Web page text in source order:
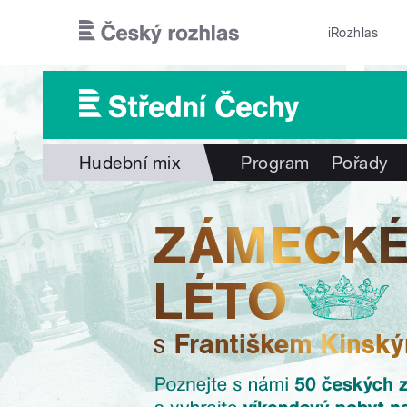
iRozhlas
Hudební mix Program Pořady